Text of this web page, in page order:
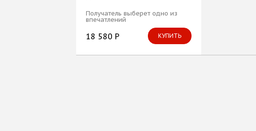
Получатель выберет одно из
впечатлений
18 580 Р КУПИТЬ